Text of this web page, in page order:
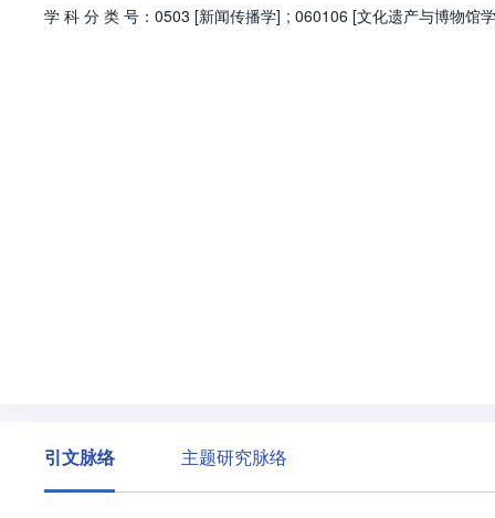
学 科 分 类 号： 0503 [新闻传播学] ; 060106 [文化遗产与博物馆
引文脉络 主题研究脉络